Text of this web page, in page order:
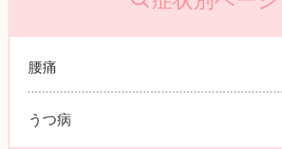
腰痛
うつ病